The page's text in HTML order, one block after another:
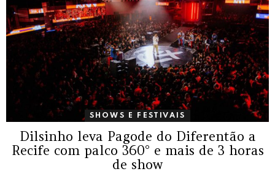
SHOWS E FESTIVAIS
Dilsinho leva Pagode do Diferentão a
Recife com palco 360° e mais de 3 horas
de show